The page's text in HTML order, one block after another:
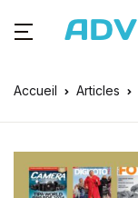
Accueil Articles